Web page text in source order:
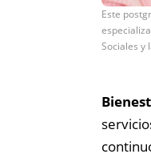
Este
Sociales y